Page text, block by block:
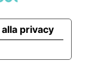
privacy